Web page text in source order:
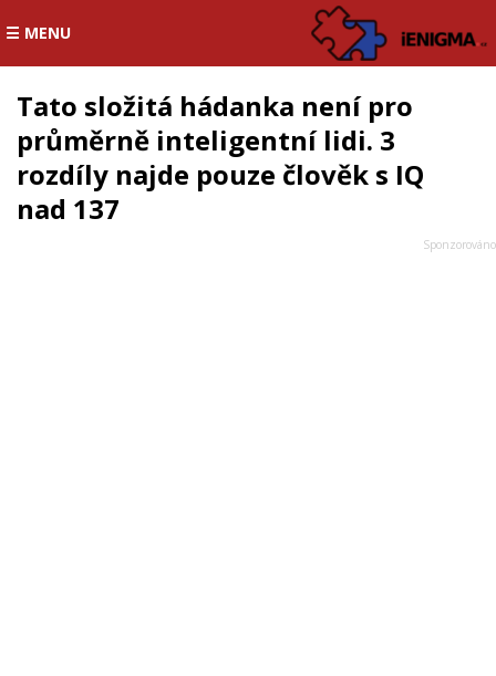
☰ MENU
Tato složitá hádanka není pro
průměrně inteligentní lidi. 3
rozdíly najde pouze člověk s IQ
nad 137